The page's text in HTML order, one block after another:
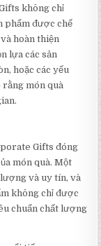
không chỉ
phẩm được chế
hoàn thiện
lựa các sản
hoặc các yếu
rằng món quà
Gifts đóng
món quà. Một
và uy tín, và
không chỉ được
chuẩn chất lượng